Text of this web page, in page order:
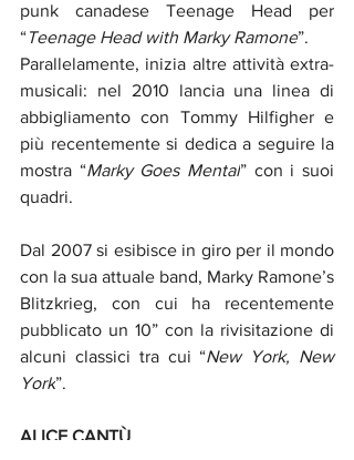
punk canadese Teenage Head per
“Teenage Head with Marky Ramone”.
Parallelamente, inizia altre attività extra-
musicali: nel 2010 lancia una linea di
abbigliamento con Tommy Hilfigher e
più recentemente si dedica a seguire la
mostra “Marky Goes Mental” con i suoi
quadri.
Dal 2007 si esibisce in giro per il mondo
con la sua attuale band, Marky Ramone’s
Blitzkrieg, con cui ha recentemente
pubblicato un 10” con la rivisitazione di
alcuni classici tra cui “New York, New
York”.
ALICE CANTÙ